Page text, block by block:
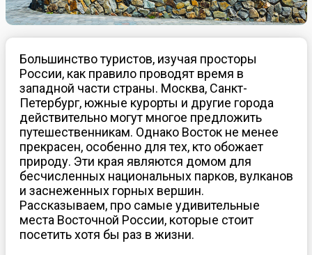
Большинство туристов, изучая просторы
России, как правило проводят время в
западной части страны. Москва, Санкт-
Петербург, южные курорты и другие города
действительно могут многое предложить
путешественникам. Однако Восток не менее
прекрасен, особенно для тех, кто обожает
природу. Эти края являются домом для
бесчисленных национальных парков, вулканов
и заснеженных горных вершин.
Рассказываем, про самые удивительные
места Восточной России, которые стоит
посетить хотя бы раз в жизни.